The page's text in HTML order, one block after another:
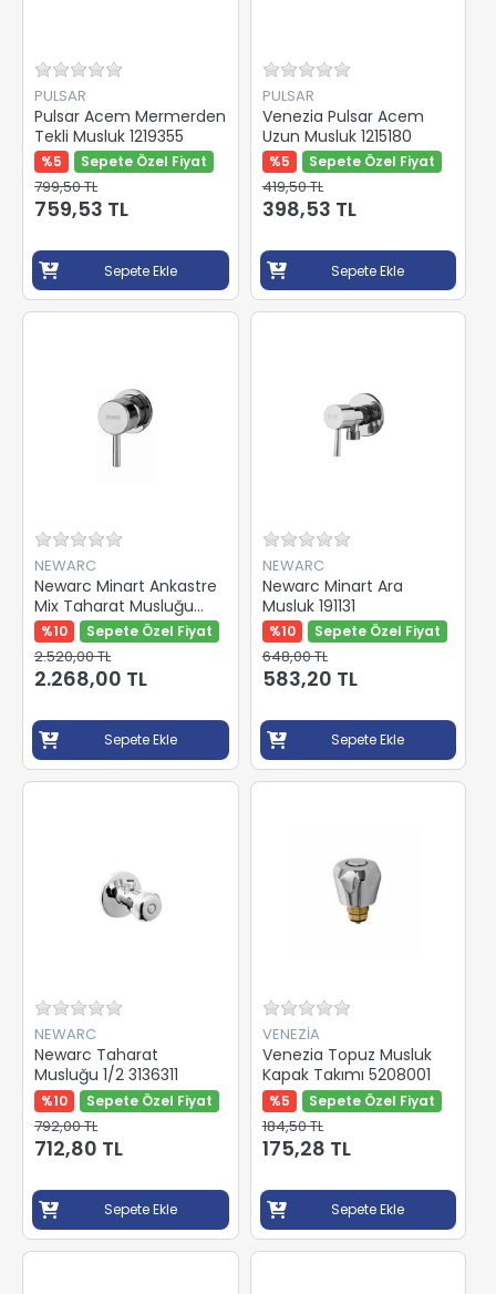
PULSAR
Pulsar Acem Mermerden
Tekli Musluk 1219355
%5 Sepete Özel Fiyat
799,50 TL
759,53 TL
Sepete Ekle
PULSAR
Venezia Pulsar Acem
Uzun Musluk 1215180
%5 Sepete Özel Fiyat
419,50 TL
398,53 TL
Sepete Ekle
NEWARC
Newarc Minart Ankastre
Mix Taharat Musluğu
191132
%10 Sepete Özel Fiyat
2.520,00 TL
2.268,00 TL
Sepete Ekle
NEWARC
Newarc Minart Ara
Musluk 191131
%10 Sepete Özel Fiyat
648,00 TL
583,20 TL
Sepete Ekle
NEWARC
Newarc Taharat
Musluğu 1/2 3136311
%10 Sepete Özel Fiyat
792,00 TL
712,80 TL
Sepete Ekle
VENEZİA
Venezia Topuz Musluk
Kapak Takımı 5208001
%5 Sepete Özel Fiyat
184,50 TL
175,28 TL
Sepete Ekle